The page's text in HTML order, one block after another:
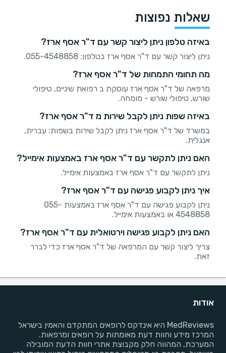
שאלות נפוצות
באיזה טלפון ניתן ליצור קשר עם ד"ר אסף ארז?
ניתן ליצור קשר עם ד"ר אסף ארז בטלפון: 055-4548858.
מה תחומי התמחות של ד"ר אסף ארז?
מרפאה של ד"ר אסף ארז עוסקת ב רפואת שיניים, טיפולי
שורש, טיפולי שורש - מומחה.
באיזה שפות ניתן לקבל שירות מ ד"ר אסף ארז?
במשרד של ד"ר אסף ארז ניתן לקבל שירות בשפות: עברית,
אנגלית.
האם ניתן לתקשר עם ד"ר אסף ארז באמצעות אימייל?
ניתן לתקשר עם ד"ר אסף ארז באמצעות אימייל.
איך ניתן לקבוע פגישה עם ד"ר אסף ארז?
ניתן לקבוע פגישה עם ד"ר אסף ארז באמצעות 055-
4548858 או באמצעות אימייל.
האם ניתן לקבוע פגישה וירטואלית עם ד"ר אסף ארז?
צריך ליצור קשר עם המרפאה של ד"ר אסף ארז כדי לברר
זאת.
אודות
MedReviews היא אינדקס לרופאים המתקדם והאמין בישראל
המרכז מידע וחוות דעת מאומתות על רופאים ומרפאות.
המערכת, המהווה חלק מקבוצת אתרי חוות הדעת המובילה